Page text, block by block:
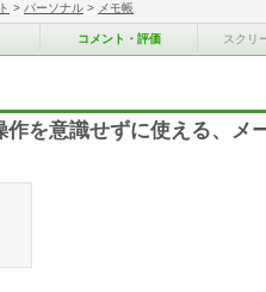
> パーソナル > メモ帳
コメント・評価 スクリ
を意識せずに使える、メ